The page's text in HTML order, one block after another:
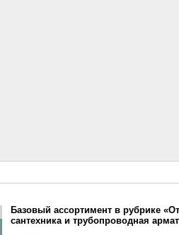
Базовый ассортимент в рубрике
сантехника и трубопроводная